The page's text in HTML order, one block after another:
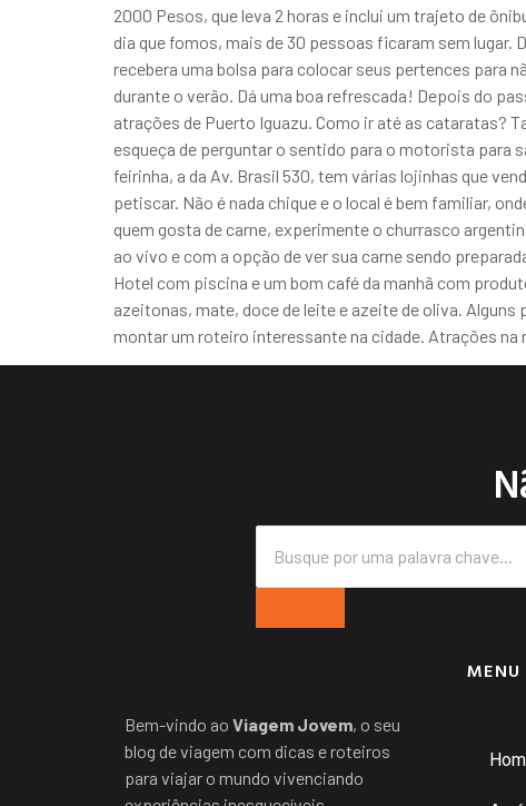
2000 Pesos, que leva 2 horas e inclui um trajeto de
dia que fomos, mais de 30 pessoas ficaram sem lugar.
recebera uma bolsa para colocar seus pertences para
durante o verão. Dá uma boa refrescada! Depois do
atrações de Puerto Iguazu. Como ir até as cataratas?
esqueça de perguntar o sentido para o motorista para
feirinha, a da Av. Brasil 530, tem várias lojinhas que
petiscar. Não é nada chique e o local é bem familiar,
quem gosta de carne, experimente o churrasco
ao vivo e com a opção de ver sua carne sendo
Hotel com piscina e um bom café da manhã com
azeitonas, mate, doce de leite e azeite de oliva.
montar um roteiro interessante na cidade. Atrações na
Bem-vindo ao Viagem Jovem, o seu
blog de viagem com dicas e roteiros
para viajar o mundo vivenciando
MENU